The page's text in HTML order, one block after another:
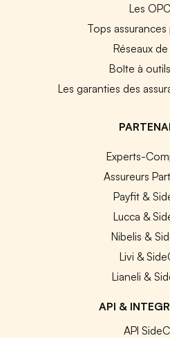
Les
Tops
Réseaux
Boîte à
Les garanties des
Experts-
Assureurs
Payfit &
Lucca &
Nibelis &
Livi &
Lianeli &
API &
API